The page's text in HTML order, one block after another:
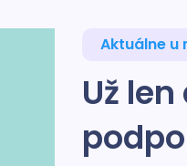
Aktuálne u
Už